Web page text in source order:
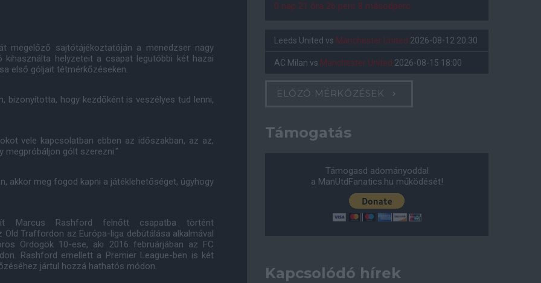
megelőző sajtótájékoztatóján a menedzser nagy
helyzeteit a csapat legutóbbi két hazai
első góljait tétmérkőzéseken.
bizonyította, hogy kezdőként is veszélyes tud lenni,
vele kapcsolatban ebben az időszakban, az az,
megpróbáljon gólt szerezni."
akkor meg fogod kapni a játéklehetőséget, úgyhogy
Marcus Rashford felnőtt csapatba történt
Traffordon az Európa-liga debütálása alkalmával
Ördögök 10-ese, aki 2016 februárjában az FC
Rashford emellett a Premier League-ben is két
jártul hozzá hathatós módon.
0 nap 21 óra 26 perc 6 másodperc
Leeds United vs Manchester United 2026-08-12 20:30
AC Milan vs Manchester United 2026-08-15 18:00
ELŐZŐ MÉRKŐZÉSEK
Támogatás
Támogasd adományoddal
a ManUtdFanatics.hu működését!
Kapcsolódó hírek